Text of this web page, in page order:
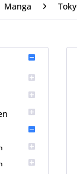
Manga